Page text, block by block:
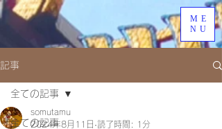
ME
NU
記事
全ての記事
全ての記事
somutamu
2024年8月11日 読了時間: 1分